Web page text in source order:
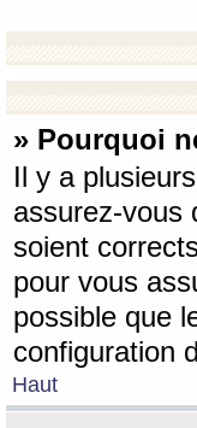
» Pourquoi
Il y a
assurez-vous
soient
pour vous
possible que
configuration
Haut